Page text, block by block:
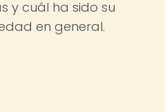
y cuál ha sido su
en general.